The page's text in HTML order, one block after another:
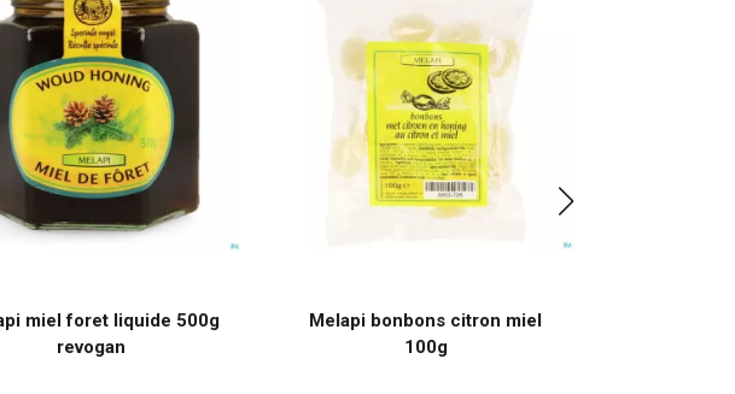
miel foret liquide 500g
revogan
Melapi bonbons citron miel
100g